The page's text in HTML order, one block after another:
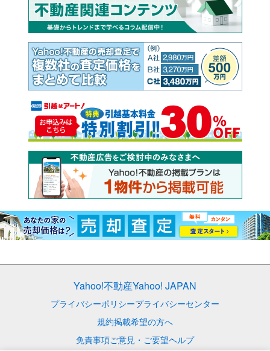
Yahoo!不動産Yahoo! JAPAN
プライバシーポリシープライバシーセンター
規約掲載希望の方へ
免責事項ご意見・ご要望ヘルプ